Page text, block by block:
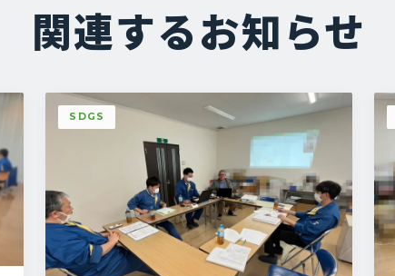
関連するお知らせ
SDGS